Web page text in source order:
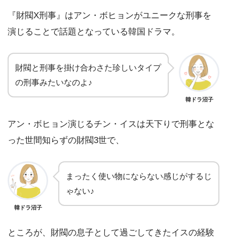
『財閥X刑事』はアン・ボヒョンがユニークな刑事を
演じることで話題となっている韓国ドラマ。
財閥と刑事を掛け合わさた珍しいタイプ
の刑事みたいなのよ♪
韓ドラ沼子
アン・ボヒョン演じるチン・イスは天下りで刑事とな
った世間知らずの財閥3世で、
韓ドラ沼子
まったく使い物にならない感じがするじ
ゃない♪
ところが、財閥の息子として過ごしてきたイスの経験